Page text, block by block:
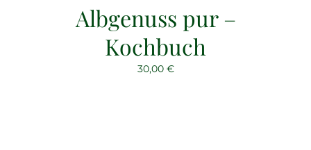
Albgenuss pur –
Kochbuch
30,00 €